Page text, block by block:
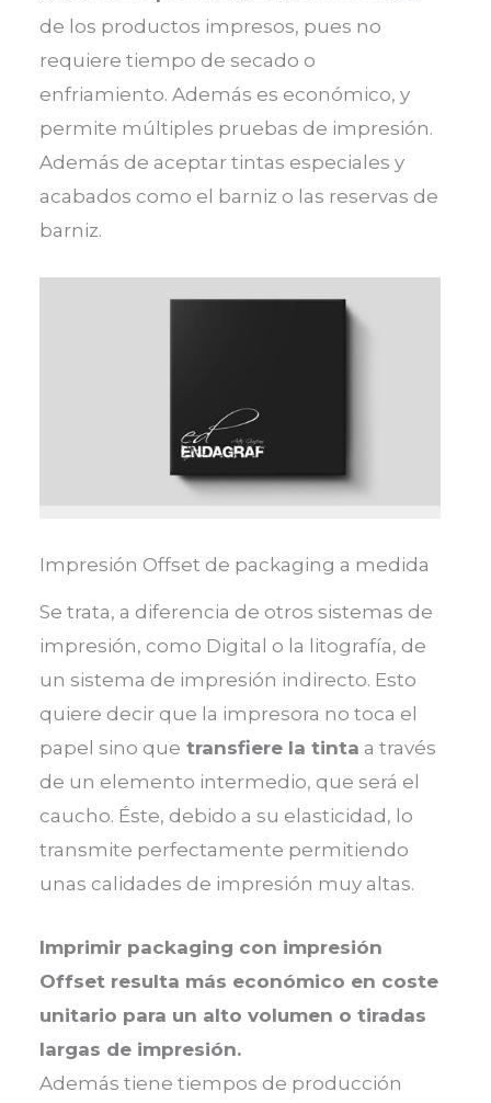
de los productos impresos, pues no
requiere tiempo de secado o
enfriamiento. Además es económico, y
permite múltiples pruebas de impresión.
Además de aceptar tintas especiales y
acabados como el barniz o las reservas de
barniz.
Impresión Offset de packaging a medida
Se trata, a diferencia de otros sistemas de
impresión, como Digital o la litografía, de
un sistema de impresión indirecto. Esto
quiere decir que la impresora no toca el
papel sino que transfiere la tinta a través
de un elemento intermedio, que será el
caucho. Éste, debido a su elasticidad, lo
transmite perfectamente permitiendo
unas calidades de impresión muy altas.
Imprimir packaging con impresión
Offset resulta más económico en coste
unitario para un alto volumen o tiradas
largas de impresión.
Además tiene tiempos de producción